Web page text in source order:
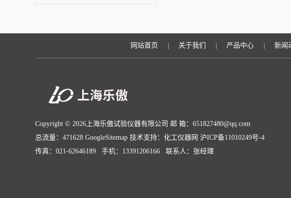
网站首页 关于我们 产品中心 新闻
Copyright © 2026上海乐傲试验仪器有限公司 邮 箱：651827480@qq.com
总流量：471628 GoogleSitemap 技术支持： 化工仪器网 沪ICP备11010249号-4
传真：021-62646189 手机：13391206166 联系人：张经理